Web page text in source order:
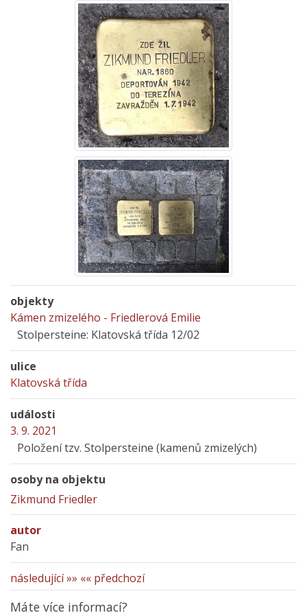
objekty
Kámen zmizelého - Friedlerová Emilie
Stolpersteine: Klatovská třída 12/02
ulice
Klatovská třída
události
3. 9. 2021
Položení tzv. Stolpersteine (kamenů zmizelých)
osoby na objektu
Zikmund Friedler
autor
Fan
následující »» «« předchozí
Máte více informací?